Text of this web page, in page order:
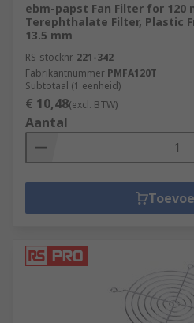
ebm-papst Fan Filter for 120
Terephthalate Filter, Plastic
13.5 mm
RS-stocknr. 221-342
Fabrikantnummer PMFA120T
Subtotaal (1 eenheid)
€ 10,48(excl. BTW)
Aantal